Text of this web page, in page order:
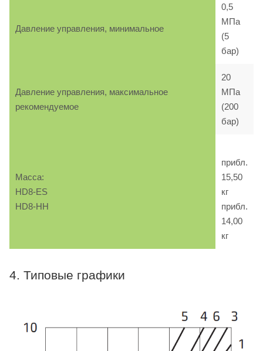
Давление управления, минимальное
0,5
МПа
(5
бар)
Давление управления, максимальное
рекомендуемое
20
МПа
(200
бар)
Масса:
HD8-ES
HD8-HH
прибл.
15,50
кг
прибл.
14,00
кг
4. Типовые графики